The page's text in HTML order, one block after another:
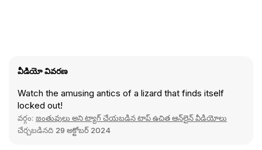
వీడియో వివరణ
Watch the amusing antics of a lizard that finds itself
locked out!
వర్గం: జంతువులు అని ట్యాగ్ చేయబడిన టాప్ ఉచిత ఆన్‌లైన్ వీడియోలు
చేర్చబడినది 29 అక్టోబర్ 2024